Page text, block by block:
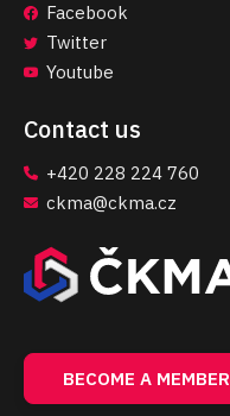
Facebook
Twitter
Youtube
Contact us
+420 228 224 760
ckma@ckma.cz
BECOME A MEMBER